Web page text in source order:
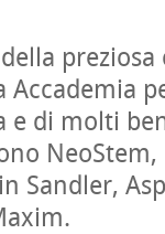
Accademia
e di molti
NeoStem,
Sandler,